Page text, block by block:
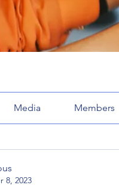
Media Members
8, 2023